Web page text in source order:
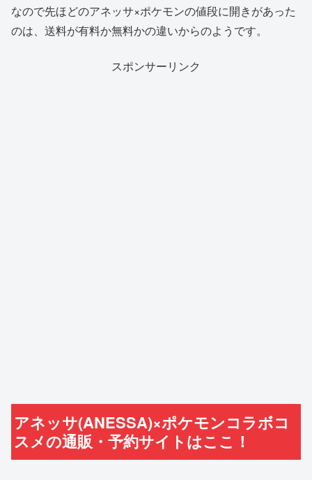
なので先ほどのアネッサ×ポケモンの値段に開きがあった
のは、送料が有料か無料かの違いからのようです。
スポンサーリンク
アネッサ(ANESSA)×ポケモンコラボコ
スメの通販・予約サイトはここ！